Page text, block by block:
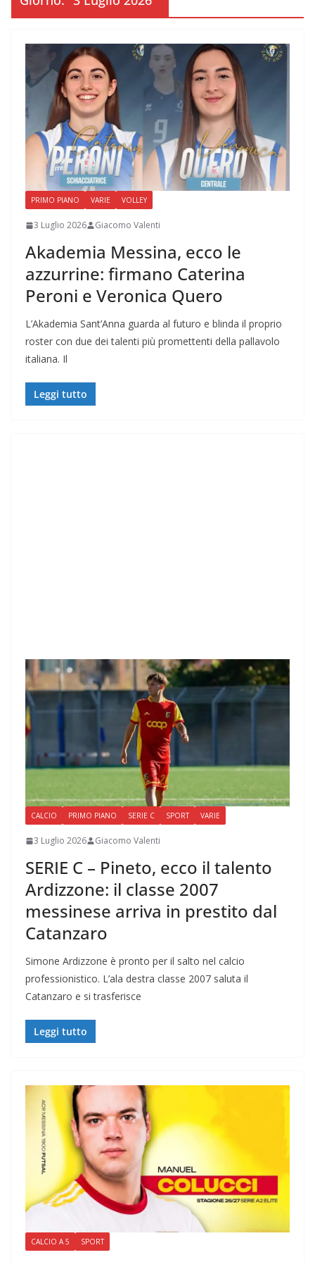
PRIMO PIANO VARIE VOLLEY
3 Luglio 2026 Giacomo Valenti
Akademia Messina, ecco le
azzurrine: firmano Caterina
Peroni e Veronica Quero
L’Akademia Sant’Anna guarda al futuro e blinda il proprio
roster con due dei talenti più promettenti della pallavolo
italiana. Il
Leggi tutto
CALCIO PRIMO PIANO SERIE C SPORT VARIE
3 Luglio 2026 Giacomo Valenti
SERIE C – Pineto, ecco il talento
Ardizzone: il classe 2007
messinese arriva in prestito dal
Catanzaro
Simone Ardizzone è pronto per il salto nel calcio
professionistico. L’ala destra classe 2007 saluta il
Catanzaro e si trasferisce
Leggi tutto
CALCIO A 5 SPORT